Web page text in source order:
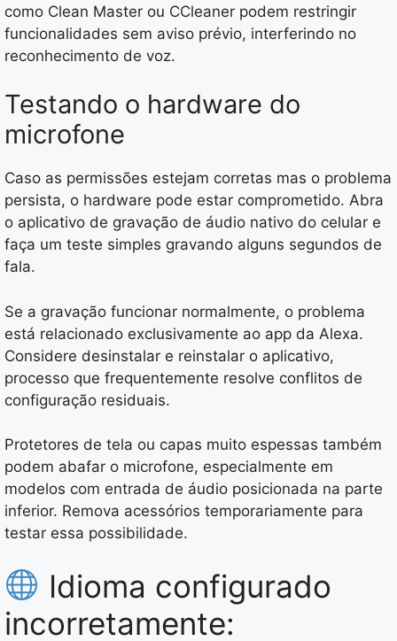
como Clean Master ou CCleaner podem restringir
funcionalidades sem aviso prévio, interferindo no
reconhecimento de voz.
Testando o hardware do
microfone
Caso as permissões estejam corretas mas o problema
persista, o hardware pode estar comprometido. Abra
o aplicativo de gravação de áudio nativo do celular e
faça um teste simples gravando alguns segundos de
fala.
Se a gravação funcionar normalmente, o problema
está relacionado exclusivamente ao app da Alexa.
Considere desinstalar e reinstalar o aplicativo,
processo que frequentemente resolve conflitos de
configuração residuais.
Protetores de tela ou capas muito espessas também
podem abafar o microfone, especialmente em
modelos com entrada de áudio posicionada na parte
inferior. Remova acessórios temporariamente para
testar essa possibilidade.
Idioma configurado
incorretamente: